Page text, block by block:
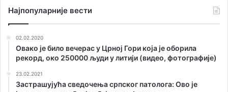
Наjпопуларније вести
02.02.2020
Овако је било вечерас у Црној Гори која је оборила
рекорд, око 250000 људи у литији (видео, фотографије)
23.02.2021
Застрашујућа сведочења српског патолога: Ово је